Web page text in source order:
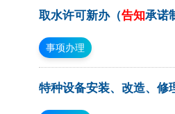
取水许可新办（告知承诺
事项办理
特种设备安装、改造、修